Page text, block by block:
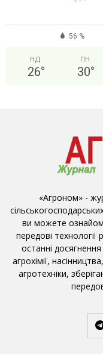
56 %
НД
26°
ПН
30°
«Агроном» -
ви можете
передові
останні
агрохімії,
агротехніки,